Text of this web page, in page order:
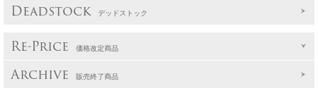
Deadstock デッドストック
Re-Price 価格改定商品
Archive 販売終了商品